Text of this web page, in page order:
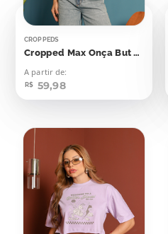
CROPPEDS
Cropped Max Onça But First Coffee
A partir de:
R$ 59,98